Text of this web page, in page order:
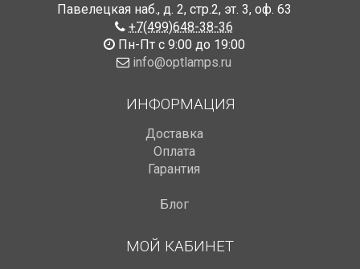
Павелецкая наб., д. 2, стр.2, эт. 3, оф. 63
+7(499)648-38-36
Пн-Пт с 9:00 до 19:00
info@optlamps.ru
ИНФОРМАЦИЯ
Доставка
Оплата
Гарантия
Блог
МОЙ КАБИНЕТ